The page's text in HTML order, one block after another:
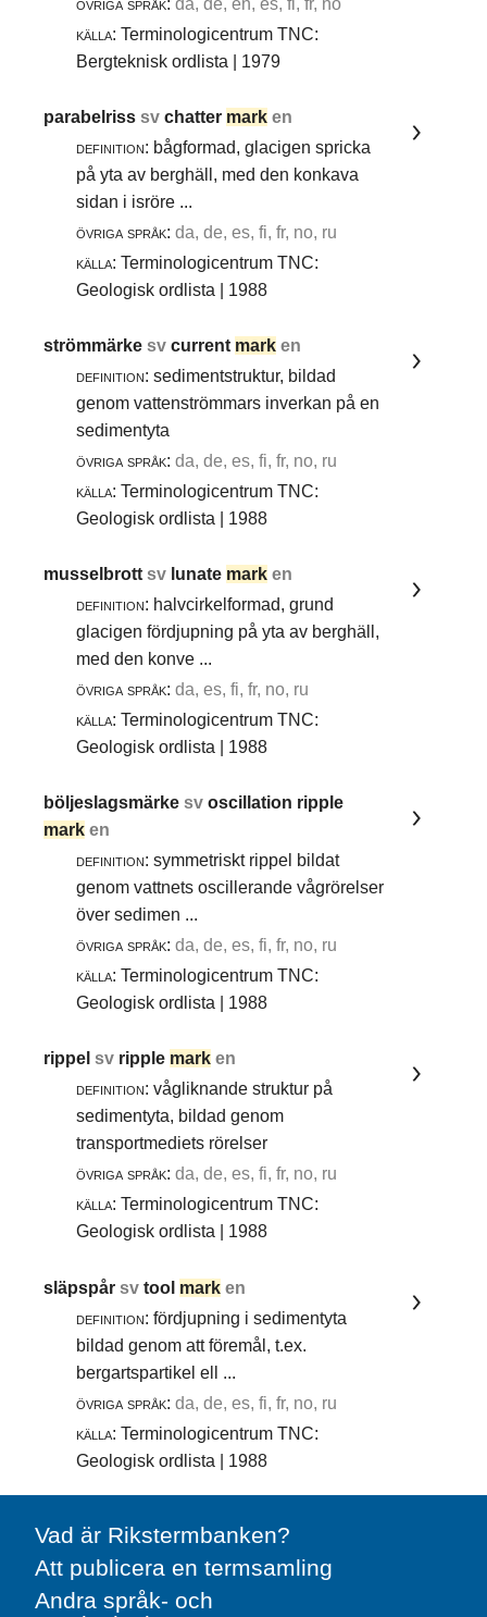
övriga språk: da, de, en, es, fi, fr, no
källa: Terminologicentrum TNC:
Bergteknisk ordlista | 1979
parabelrisssvchatter mark en
definition: bågformad, glacigen spricka
på yta av berghäll, med den konkava
sidan i isröre ...
övriga språk: da, de, es, fi, fr, no, ru
källa: Terminologicentrum TNC:
Geologisk ordlista | 1988
strömmärkesvcurrent mark en
definition: sedimentstruktur, bildad
genom vattenströmmars inverkan på en
sedimentyta
övriga språk: da, de, es, fi, fr, no, ru
källa: Terminologicentrum TNC:
Geologisk ordlista | 1988
musselbrottsv lunate mark en
definition: halvcirkelformad, grund
glacigen fördjupning på yta av berghäll,
med den konve ...
övriga språk: da, es, fi, fr, no, ru
källa: Terminologicentrum TNC:
Geologisk ordlista | 1988
böljeslagsmärkesvoscillation ripple
mark en
definition: symmetriskt rippel bildat
genom vattnets oscillerande vågrörelser
över sedimen ...
övriga språk: da, de, es, fi, fr, no, ru
källa: Terminologicentrum TNC:
Geologisk ordlista | 1988
rippelsv ripple mark en
definition: vågliknande struktur på
sedimentyta, bildad genom
transportmediets rörelser
övriga språk: da, de, es, fi, fr, no, ru
källa: Terminologicentrum TNC:
Geologisk ordlista | 1988
släpspårsvtool mark en
definition: fördjupning i sedimentyta
bildad genom att föremål, t.ex.
bergartspartikel ell ...
övriga språk: da, de, es, fi, fr, no, ru
källa: Terminologicentrum TNC:
Geologisk ordlista | 1988
Vad är Rikstermbanken?
Att publicera en termsamling
Andra språk- och